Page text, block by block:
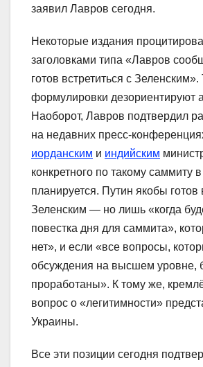
заявил Лавров сегодня.
Некоторые издания
заголовками типа «Лавров
готов встретиться с Зеленским».
формулировки дезориентируют
Наоборот, Лавров подтвердил
на недавних пресс-
иорданским и индийским
конкретного по такому саммиту
планируется. Путин якобы готов
Зеленским — но лишь «когда
повестка дня для саммита»,
нет», и если «все вопросы,
обсуждения на высшем уровне,
проработаны». К тому же,
вопрос о «легитимности»
Украины.
Все эти позиции сегодня